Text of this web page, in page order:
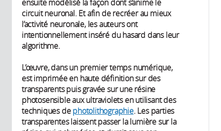
ensuite modélisé la façon dont s’anime le
circuit neuronal. Et afin de recréer au mieux
l’activité neuronale, les auteurs ont
intentionnellement inséré du hasard dans leur
algorithme.
L’œuvre, dans un premier temps numérique,
est imprimée en haute définition sur des
transparents puis gravée sur une résine
photosensible aux ultraviolets en utilisant des
techniques dephotolithographie. Les parties
transparentes laissent passer la lumière sur la